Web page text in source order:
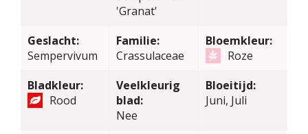
'Granat'
Geslacht:
Sempervivum
Familie:
Crassulaceae
Bloemkleur:
Roze
Bladkleur:
Rood
Veelkleurig
blad:
Nee
Bloeitijd:
Juni, Juli